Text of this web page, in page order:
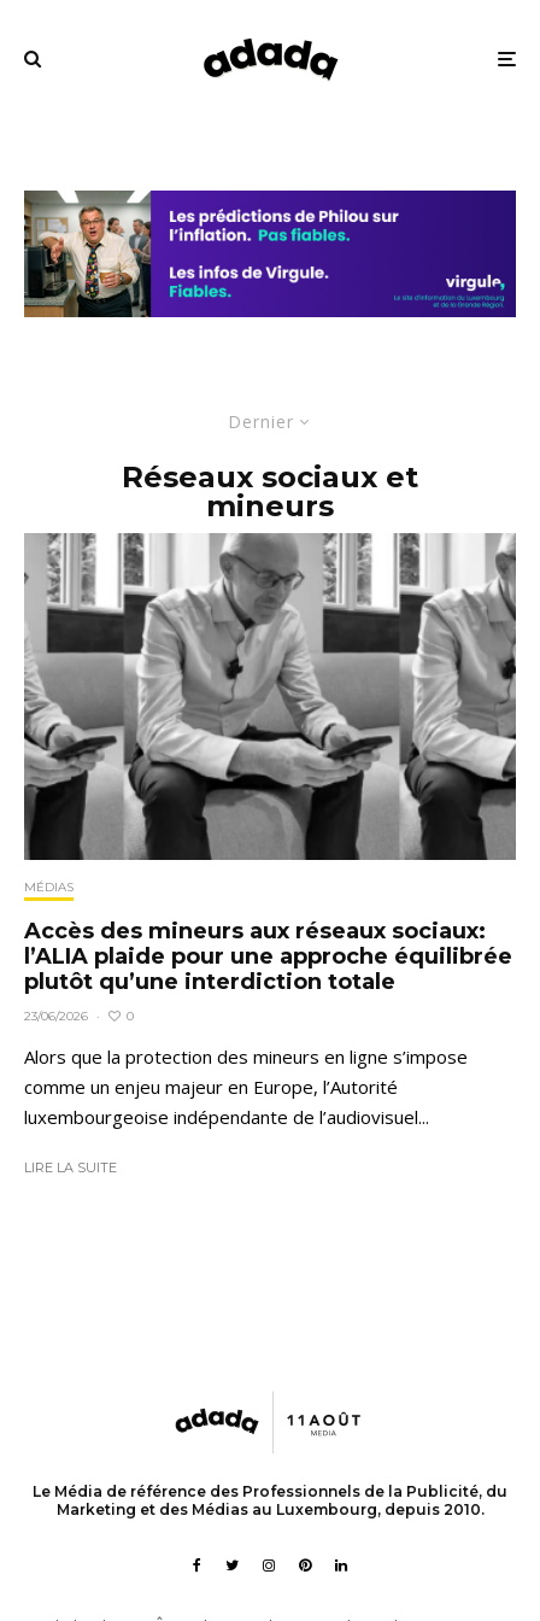
Dernier
Réseaux sociaux et
mineurs
MÉDIAS
Accès des mineurs aux réseaux sociaux:
l’ALIA plaide pour une approche équilibrée
plutôt qu’une interdiction totale
23/06/2026 · 0
Alors que la protection des mineurs en ligne s’impose
comme un enjeu majeur en Europe, l’Autorité
luxembourgeoise indépendante de l’audiovisuel...
LIRE LA SUITE
Le Média de référence des Professionnels de la Publicité, du
Marketing et des Médias au Luxembourg, depuis 2010.